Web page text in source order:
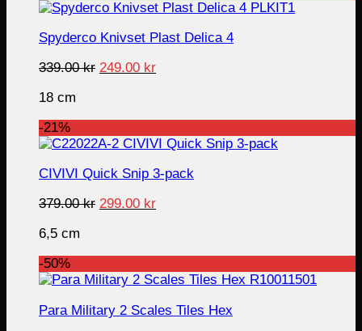
Spyderco Knivset Plast Delica 4
339.00kr Original
249.00 krCurrent
18 cm
-21%
CIVIVI Quick Snip 3-pack
379.00kr Original
299.00 krCurrent
6,5 cm
-50%
Para Military 2 Scales Tiles Hex